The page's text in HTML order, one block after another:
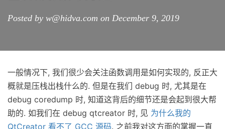
Posted by w@hidva.com on December 9, 2019
一般情况下, 我们很少会关注函数调用是如何实现的, 反正大
概就是压栈出栈什么的. 但是在我们 debug 时, 尤其是在
debug coredump 时, 知道这背后的细节还是会起到很大帮
助的. 如我们在 debug qtcreator 时, 见 为什么我的
QtCreator 看不了 GCC 源码. 之前我对这方面的掌握一直